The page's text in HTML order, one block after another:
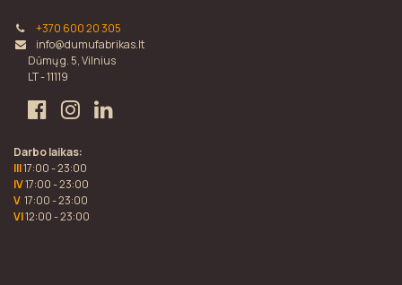
+370 600 20 305
info@dumufabrikas.lt
Dūmų g. 5, Vilnius
LT - 11119
Darbo laikas:
III17:00 - 23:00
IV17:00 - 23:00
V 17:00 - 23:00
VI12:00 - 23:00